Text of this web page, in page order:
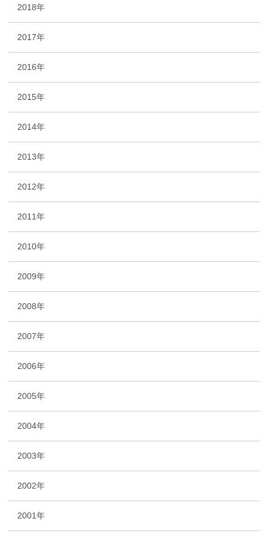
2018年
2017年
2016年
2015年
2014年
2013年
2012年
2011年
2010年
2009年
2008年
2007年
2006年
2005年
2004年
2003年
2002年
2001年